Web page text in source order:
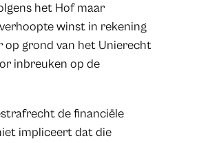
het Hof maar
winst in rekening
op grond van het Unierecht
inbreuken op de
de financiële
impliceert dat die